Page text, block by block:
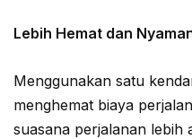
Lebih Hemat dan
Menggunakan satu
menghemat biaya
suasana perjalanan lebih